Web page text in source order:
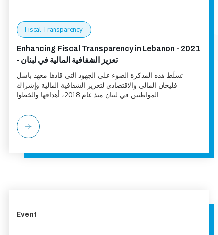
Fiscal Transparency
Enhancing Fiscal Transparency in Lebanon - 2021
- تعزيز الشفافية المالية في لبنان
تسلّط هذه المذكرة الضوء على الجهود التي قادها معهد باسل
فليحان المالي والاقتصادي لتعزيز الشفافية المالية وإشراك
المواطنين في لبنان منذ عام 2018، أهدافها والخطوا...
Event